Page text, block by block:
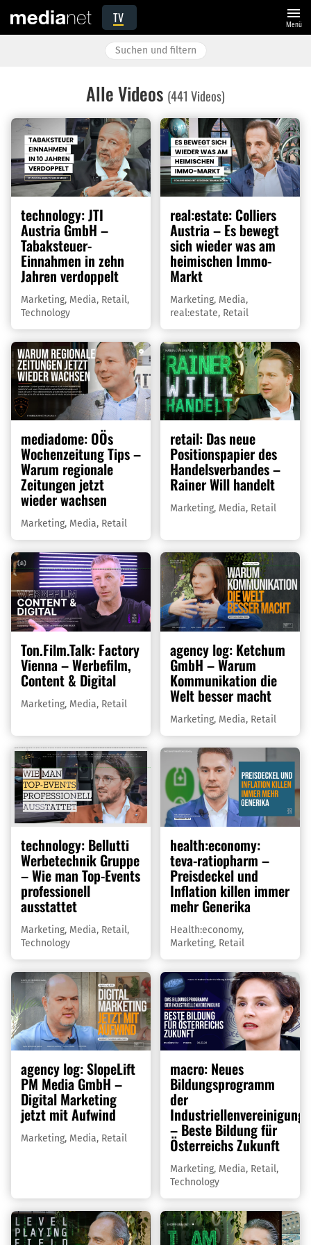
TV menu
Menü
Alle Videos (441 Videos)
technology: JTI
Austria GmbH –
Tabaksteuer-
Einnahmen in zehn
Jahren verdoppelt
Marketing, Media, Retail,
Technology
real:estate: Colliers
Austria – Es bewegt
sich wieder was am
heimischen Immo-
Markt
Marketing, Media,
real:estate, Retail
mediadome: OÖs
Wochenzeitung Tips –
Warum regionale
Zeitungen jetzt
wieder wachsen
Marketing, Media, Retail
retail: Das neue
Positionspapier des
Handelsverbandes –
Rainer Will handelt
Marketing, Media, Retail
Ton.Film.Talk: Factory
Vienna – Werbefilm,
Content & Digital
Marketing, Media, Retail
agency log: Ketchum
GmbH – Warum
Kommunikation die
Welt besser macht
Marketing, Media, Retail
technology: Bellutti
Werbetechnik Gruppe
– Wie man Top-Events
professionell
ausstattet
Marketing, Media, Retail,
Technology
health:economy:
teva-ratiopharm –
Preisdeckel und
Inflation killen immer
mehr Generika
Health:economy,
Marketing, Retail
agency log: SlopeLift
PM Media GmbH –
Digital Marketing
jetzt mit Aufwind
Marketing, Media, Retail
macro: Neues
Bildungsprogramm
der
Industriellenvereinigung
– Beste Bildung für
Österreichs Zukunft
Marketing, Media, Retail,
Technology